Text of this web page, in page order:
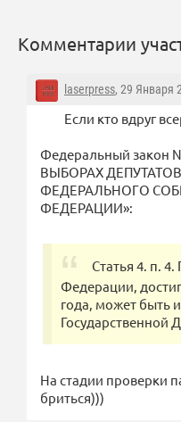
Комментарии
laserpress, 29 Января
Если кто вдруг
Федеральный закон
ВЫБОРАХ
ФЕДЕРАЛЬНОГО
ФЕДЕРАЦИИ»:
Статья 4. п.
Федерации,
года, может быть
Государственной
На стадии проверки
бриться)))